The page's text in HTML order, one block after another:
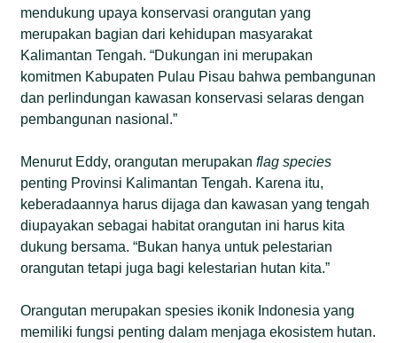
mendukung upaya konservasi orangutan yang
merupakan bagian dari kehidupan masyarakat
Kalimantan Tengah. “Dukungan ini merupakan
komitmen Kabupaten Pulau Pisau bahwa pembangunan
dan perlindungan kawasan konservasi selaras dengan
pembangunan nasional.”
Menurut Eddy, orangutan merupakanflag species
penting Provinsi Kalimantan Tengah. Karena itu,
keberadaannya harus dijaga dan kawasan yang tengah
diupayakan sebagai habitat orangutan ini harus kita
dukung bersama. “Bukan hanya untuk pelestarian
orangutan tetapi juga bagi kelestarian hutan kita.”
Orangutan merupakan spesies ikonik Indonesia yang
memiliki fungsi penting dalam menjaga ekosistem hutan.